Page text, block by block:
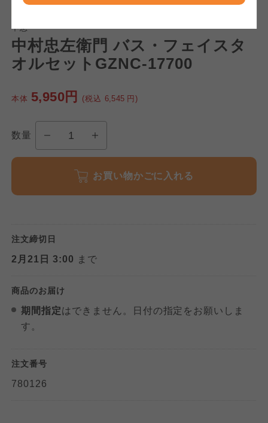
中忠
中村忠左衛門 バス・フェイスタ
オルセットGZNC-17700
本体 5,950円 (税込 6,545 円)
数量
お買い物かごに入れる
注文締切日
2月21日 3:00 まで
商品のお届け
期間指定はできません。日付の指定をお願いしま
す。
注文番号
780126
わかやま市民生協
ならコープ
おおさかパルコープ
わかやま市民生協
わかやま市民生協